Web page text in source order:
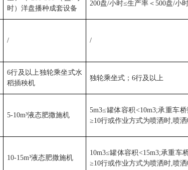
时）洋盘播种成套设备
200盘/小时≤生产率＜500盘/小
/ /
6行及以上独轮乘坐式水
稻插秧机
独轮乘坐式；6行及以上
5-10m³液态肥撒施机
5m3≤罐体容积<10m3;承重车
≥10行或作业方式为喷洒时,喷
10-15m³液态肥撒施机
10m3≤罐体容积<15m3;承重车
≥10行或作业方式为喷洒时,喷